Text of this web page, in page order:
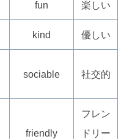
fun 楽しい
kind 優しい
sociable 社交的
friendly
フレン
ドリー